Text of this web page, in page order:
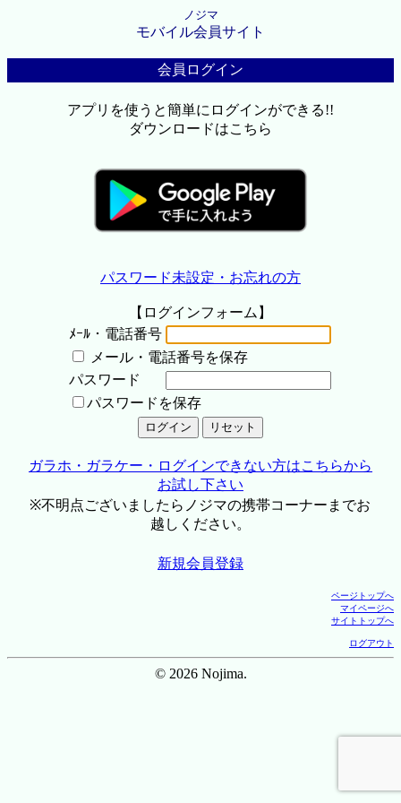
ノジマ
モバイル会員サイト
会員ログイン
アプリを使うと簡単にログインができる!!
ダウンロードはこちら
パスワード未設定・お忘れの方
【ログインフォーム】
ﾒｰﾙ・電話番号
メール・電話番号を保存
パスワード
パスワードを保存
ガラホ・ガラケー・ログインできない方はこちらから
お試し下さい
※不明点ございましたらノジマの携帯コーナーまでお
越しください。
新規会員登録
ページトップへ
マイページへ
サイトトップへ
ログアウト
© 2026 Nojima.